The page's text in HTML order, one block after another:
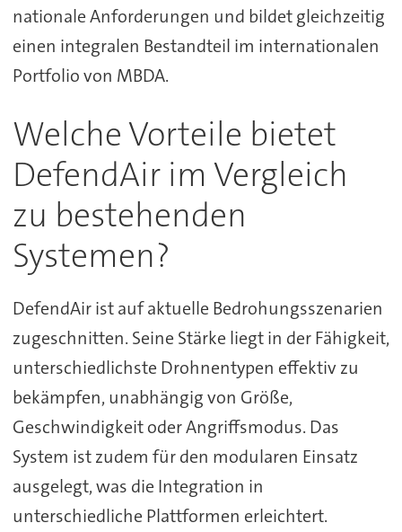
nationale Anforderungen und bildet gleichzeitig
einen integralen Bestandteil im internationalen
Portfolio von MBDA.
Welche Vorteile bietet
DefendAir im Vergleich
zu bestehenden
Systemen?
DefendAir ist auf aktuelle Bedrohungsszenarien
zugeschnitten. Seine Stärke liegt in der Fähigkeit,
unterschiedlichste Drohnentypen effektiv zu
bekämpfen, unabhängig von Größe,
Geschwindigkeit oder Angriffsmodus. Das
System ist zudem für den modularen Einsatz
ausgelegt, was die Integration in
unterschiedliche Plattformen erleichtert.